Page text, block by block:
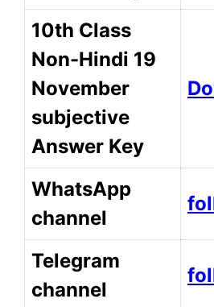
10th Class
Non-Hindi 19
November
subjective
Answer Key
WhatsApp
channel
Telegram
channel